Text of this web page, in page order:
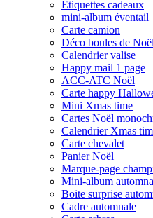
Etiquettes cadeaux
mini-album éventail
Carte camion
Déco boules de Noël
Calendrier valise
Happy mail 1 page
ACC-ATC Noël
Carte happy
Mini Xmas time
Cartes Noël
Calendrier Xmas
Carte chevalet
Panier Noël
Marque-page
Mini-album
Boite surprise
Cadre automnale